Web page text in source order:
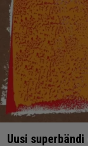
Uusi